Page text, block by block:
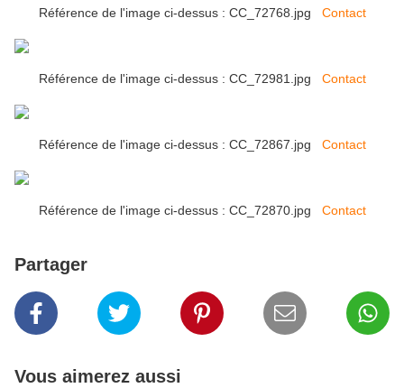
Référence de l'image ci-dessus : CC_72768.jpg Contact
Référence de l'image ci-dessus : CC_72981.jpg Contact
Référence de l'image ci-dessus : CC_72867.jpg Contact
Référence de l'image ci-dessus : CC_72870.jpg Contact
Partager
Vous aimerez aussi